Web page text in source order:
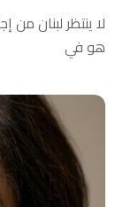
لا ينتظر لبنان من
هو في